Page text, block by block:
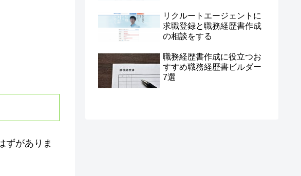
ずがありま
リクルートエージェントに
求職登録と職務経歴書作成
の相談をする
職務経歴書作成に役立つお
すすめ職務経歴書ビルダー
7選